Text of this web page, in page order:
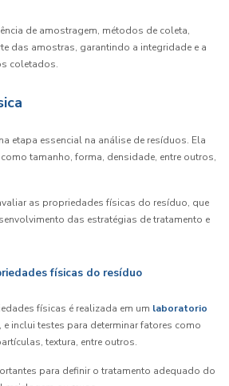
de amostragem, métodos de coleta,
das amostras, garantindo a integridade e a
coletados.
etapa essencial na análise de resíduos. Ela
tamanho, forma, densidade, entre outros,
as propriedades físicas do resíduo, que
das estratégias de tratamento e
físicas do resíduo
físicas é realizada em um laboratorio
, e inclui testes para determinar fatores como
textura, entre outros.
para definir o tratamento adequado do